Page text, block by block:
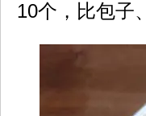
10个，比包子